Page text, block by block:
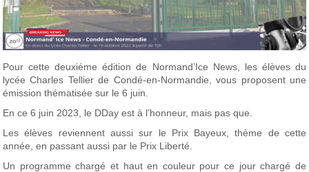
Pour cette deuxiéme édition de Normand’Ice News, les élèves du
lycée Charles Tellier de Condé-en-Normandie, vous proposent une
émission thématisée sur le 6 juin.
En ce 6 juin 2023, le DDay est à l’honneur, mais pas que.
Les élèves reviennent aussi sur le Prix Bayeux, thème de cette
année, en passant aussi par le Prix Liberté.
Un programme chargé et haut en couleur pour ce jour chargé de